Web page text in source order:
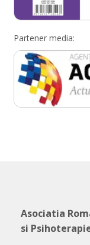
Partener media:
Asociatia
si